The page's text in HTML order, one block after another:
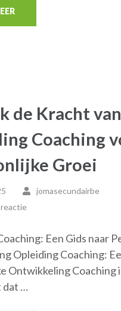
de Kracht van
Coaching
Groei
jomasecundairbe
Een Gids naar
Opleiding Coaching:
Ontwikkeling Coaching
dat …